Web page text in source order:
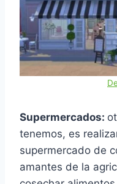
Supermercados:
tenemos, es
supermercado de
amantes de la